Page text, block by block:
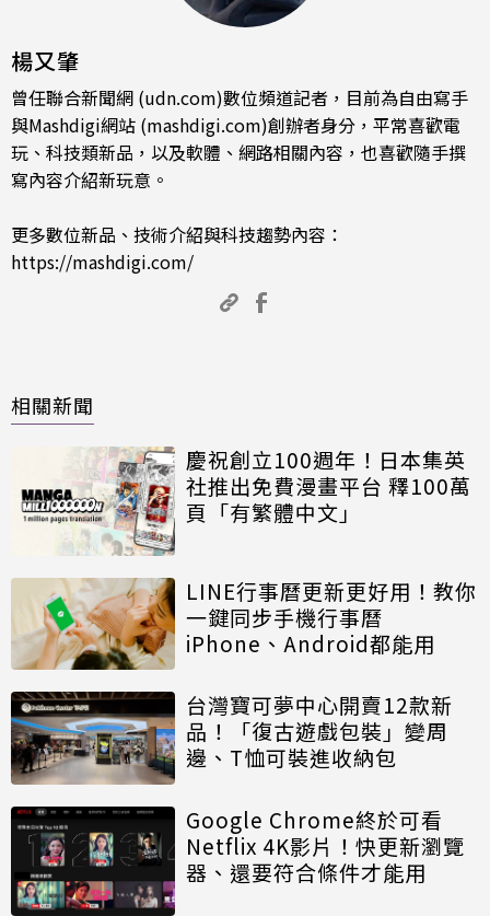
楊又肇
曾任聯合新聞網 (udn.com)數位頻道記者，目前為自由寫手
與Mashdigi網站 (mashdigi.com)創辦者身分，平常喜歡電
玩、科技類新品，以及軟體、網路相關內容，也喜歡隨手撰
寫內容介紹新玩意。
更多數位新品、技術介紹與科技趨勢內容：
https://mashdigi.com/
相關新聞
慶祝創立100週年！日本集英
社推出免費漫畫平台 釋100萬
頁「有繁體中文」
LINE行事曆更新更好用！教你
一鍵同步手機行事曆
iPhone、Android都能用
台灣寶可夢中心開賣12款新
品！「復古遊戲包裝」變周
邊、T恤可裝進收納包
Google Chrome終於可看
Netflix 4K影片！快更新瀏覽
器、還要符合條件才能用